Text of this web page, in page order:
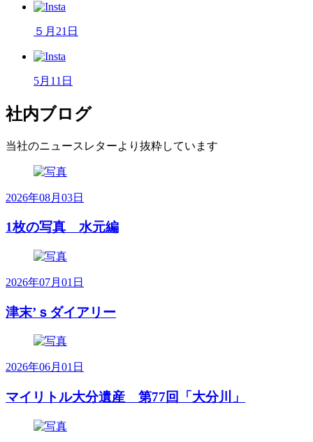
５月21日
5月11日
社内ブログ
当社のニュースレターより抜粋しています
2026年08月03日
1枚の写真 水元編
2026年07月01日
津末’ｓダイアリー
2026年06月01日
マイリトル大分遺産 第77回「大分川」